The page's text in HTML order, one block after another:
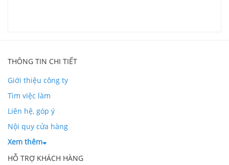
THÔNG TIN CHI TIẾT
Giới thiệu công ty
Tìm việc làm
Liên hệ, góp ý
Nội quy cửa hàng
Xem thêm
HỖ TRỢ KHÁCH HÀNG